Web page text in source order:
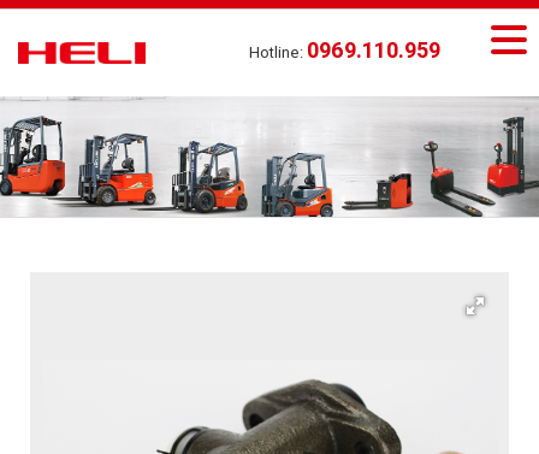
Hotline: 0969.110.959